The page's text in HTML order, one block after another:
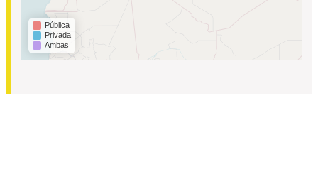
Pública
Privada
Ambas